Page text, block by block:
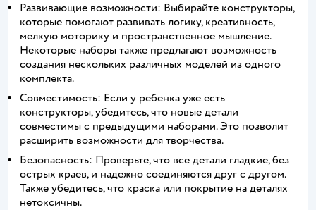
Развивающие возможности: Выбирайте конструкторы,
которые помогают развивать логику, креативность,
мелкую моторику и пространственное мышление.
Некоторые наборы также предлагают возможность
создания нескольких различных моделей из одного
комплекта.
Совместимость: Если у ребенка уже есть
конструкторы, убедитесь, что новые детали
совместимы с предыдущими наборами. Это позволит
расширить возможности для творчества.
Безопасность: Проверьте, что все детали гладкие, без
острых краев, и надежно соединяются друг с другом.
Также убедитесь, что краска или покрытие на деталях
нетоксичны.